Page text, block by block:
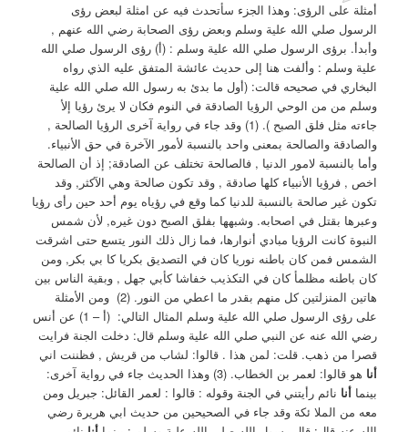
أمثلة على الرؤى: ‏وهذا الجزء سأتحدث فيه عن امثلة لبعض رؤى
الرسول صلي الله علية وسلم وبعض رؤى الصحابة رضي الله عنهم ,
وأبدأ. برؤى الرسول صلي الله علية وسلم : ‏(‏أ) رؤى الرسول صلي الله
علية وسلم : ‏وألفت هنا إلى حديث عائشة المتفق عليه الذي رواه
البخاري في صحيحه قالت: (أول ما بدئ به رسول الله صلي الله علية
وسلم من من الوحي الرؤيا الصادقة في النوم فكان لا يرئ رؤيا إلأ
جاءته مثل فلق الصبح ). (1) ‏وقد جاء في رواية آخرى الرؤيا الصالحة ,
والصادقة والصالحة بمعنى واحد بالنسبة لأمور الآخرة في حق الأنبياء.
‏وأما بالنسبة لامور الدنيا , ‏فالصالحة تختلف عن الصادقة; إذ أن الصالحة
اخص , فرؤيا الأنبياء كلها صادقة , وقد تكون صالحة وهي الآكثر, وقد
تكون غير صالحة بالنسبة للدنيا كما وقع في رؤياه يوم أحد حين رأى رؤيا
وعبرها بقتل في اصحابه. ‏وشبهها بفلق الصبح دون غيره, لأن شمس
النبوة كانت الرؤيا مبادي أنوارها، فما زال ذلك النور يتسع حتى اشرقت
الشمس فمن كان باطنه نوريا كان في التصديق بكريا كا ‏بي بكر, ومن
كان باطنه مظلمأ كان في التكذيب خفاشا كأبي جهل , وبقية الناس بين
هاتين المنزلتين كل منهم بقدر ما اعطي من النور. (2) ‏ ومن الأمثلة
على رؤى الرسول صلي الله علية وسلم المثال التالي: ‏ (أ – 1) عن أنس
رضي الله عنه عن النبي صلي الله علية وسلم قال: دخلت الجنة فرايت
قصرا من ذهب. قلت: لمن هذا . قالوا: لشاب من قريش , فظننت اني
أنا
هو قالوا: لعمر بن الخطاب. (3) ‏وهذا الحديث جاء في رواية آخرى:
بينماأنا نائم رأيتني في الجنة وقوله : قالوا : لعمر القائل: جبريل ومن
معه من الملا ئكة وقد جاء في الصحيحين من حديث ابي هريرة رضي